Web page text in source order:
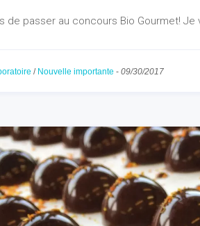
de passer au concours Bio Gourmet!
/ Nouvelle importante - 09/30/2017